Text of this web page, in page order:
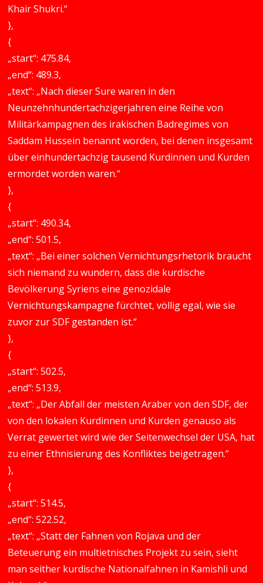
Khair Shukri.“
},
{
„start“: 475.84,
„end“: 489.3,
„text“: „Nach dieser Sure waren in den
Neunzehnhundertachzigerjahren eine Reihe von
Militärkampagnen des irakischen Badregimes von
Saddam Hussein benannt worden, bei denen insgesamt
über einhundertachzig tausend Kurdinnen und Kurden
ermordet worden waren.“
},
{
„start“: 490.34,
„end“: 501.5,
„text“: „Bei einer solchen Vernichtungsrhetorik braucht
sich niemand zu wundern, dass die kurdische
Bevölkerung Syriens eine genozidale
Vernichtungskampagne fürchtet, völlig egal, wie sie
zuvor zur SDF gestanden ist.“
},
{
„start“: 502.5,
„end“: 513.9,
„text“: „Der Abfall der meisten Araber von den SDF, der
von den lokalen Kurdinnen und Kurden genauso als
Verrat gewertet wird wie der Seitenwechsel der USA, hat
zu einer Ethnisierung des Konfliktes beigetragen.“
},
{
„start“: 514.5,
„end“: 522.52,
„text“: „Statt der Fahnen von Rojava und der
Beteuerung ein multietnisches Projekt zu sein, sieht
man seither kurdische Nationalfahnen in Kamishli und